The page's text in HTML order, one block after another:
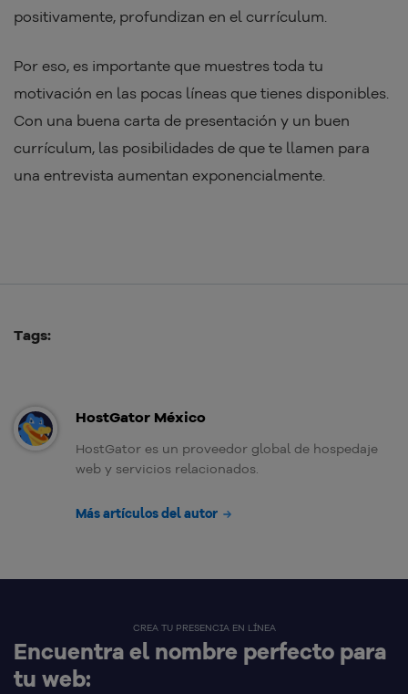
positivamente, profundizan en el currículum.
Por eso, es importante que muestres toda tu
motivación en las pocas líneas que tienes disponibles.
Con una buena carta de presentación y un buen
currículum, las posibilidades de que te llamen para
una entrevista aumentan exponencialmente.
Tags:
HostGator México
HostGator es un proveedor global de hospedaje
web y servicios relacionados.
Más artículos del autor
CREA TU PRESENCIA EN LÍNEA
Encuentra el nombre perfecto para
tu web: